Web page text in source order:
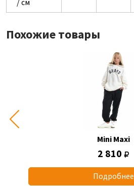
/ см
Похожие товары
Mini Maxi
2 810
Подробнее